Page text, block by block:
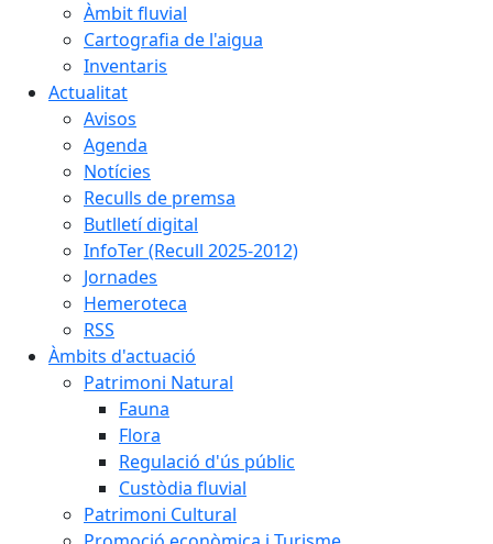
Àmbit fluvial
Cartografia de l'aigua
Inventaris
Actualitat
Avisos
Agenda
Notícies
Reculls de premsa
Butlletí digital
InfoTer (Recull 2025-2012)
Jornades
Hemeroteca
RSS
Àmbits d'actuació
Patrimoni Natural
Fauna
Flora
Regulació d'ús públic
Custòdia fluvial
Patrimoni Cultural